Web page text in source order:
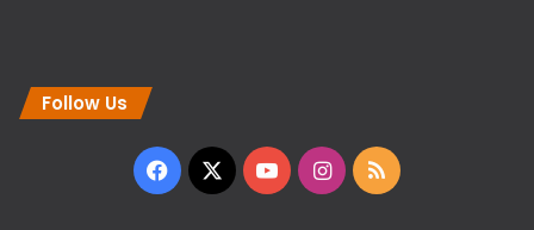
Follow Us
Facebook
X YouTubeInstagram
RSS